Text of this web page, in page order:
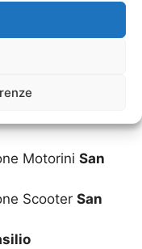
FurgoniSan
Motorini San
Scooter San